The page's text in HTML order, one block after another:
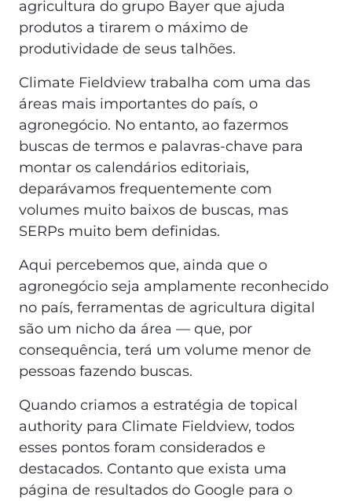
agricultura do grupo Bayer que ajuda
produtos a tirarem o máximo de
produtividade de seus talhões.
Climate Fieldview trabalha com uma das
áreas mais importantes do país, o
agronegócio. No entanto, ao fazermos
buscas de termos e palavras-chave para
montar os calendários editoriais,
deparávamos frequentemente com
volumes muito baixos de buscas, mas
SERPs muito bem definidas.
Aqui percebemos que, ainda que o
agronegócio seja amplamente reconhecido
no país, ferramentas de agricultura digital
são um nicho da área — que, por
consequência, terá um volume menor de
pessoas fazendo buscas.
Quando criamos a estratégia de topical
authority para Climate Fieldview, todos
esses pontos foram considerados e
destacados. Contanto que exista uma
página de resultados do Google para o